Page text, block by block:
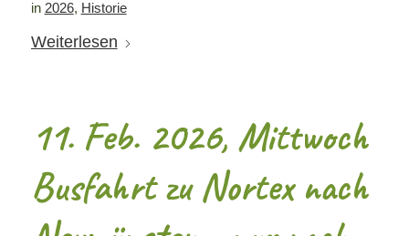
in 2026, Historie
Weiterlesen
11. Feb. 2026, Mittwoch
Busfahrt zu Nortex nach